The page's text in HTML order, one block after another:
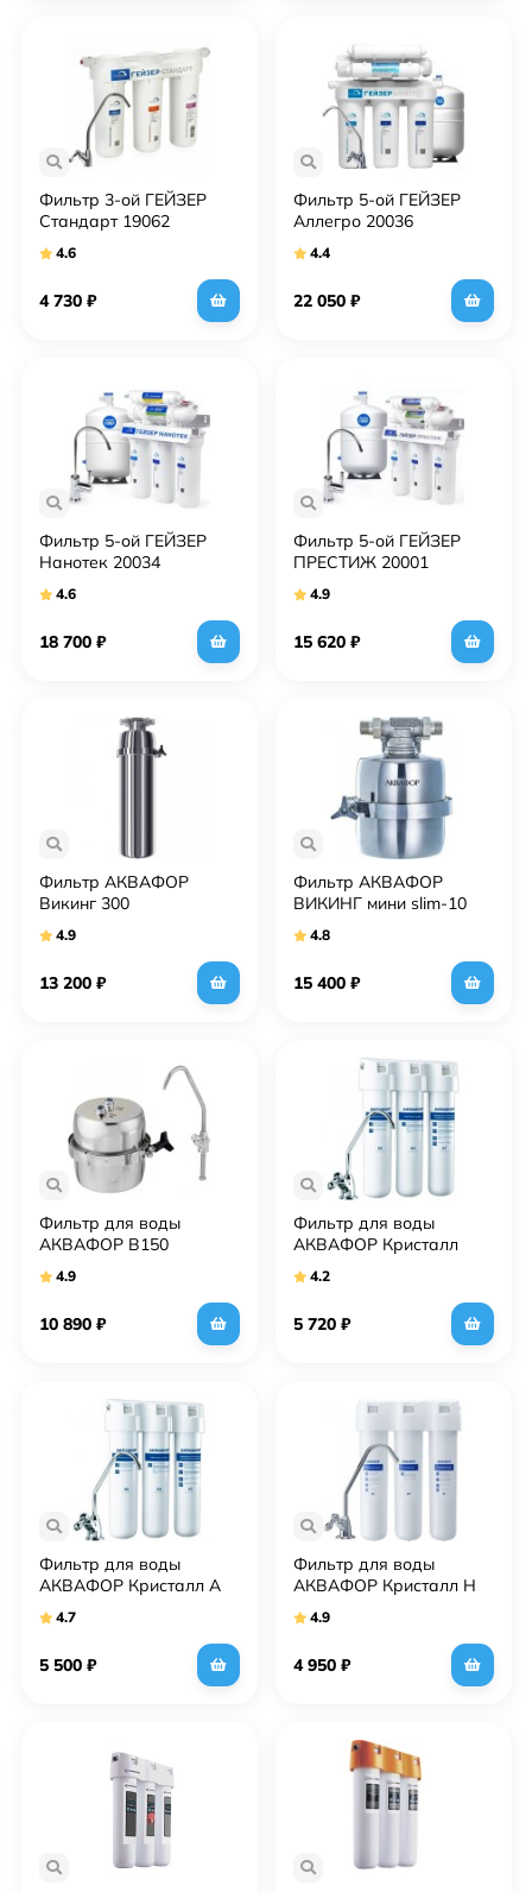
Фильтр 3-ой ГЕЙЗЕР
Стандарт 19062
4.6
4 730 ₽
Фильтр 5-ой ГЕЙЗЕР
Аллегро 20036
4.4
22 050 ₽
Фильтр 5-ой ГЕЙЗЕР
Нанотек 20034
4.6
18 700 ₽
Фильтр 5-ой ГЕЙЗЕР
ПРЕСТИЖ 20001
4.9
15 620 ₽
Фильтр АКВАФОР
Викинг 300
4.9
13 200 ₽
Фильтр АКВАФОР
ВИКИНГ мини slim-10
4.8
15 400 ₽
Фильтр для воды
АКВАФОР В150
4.9
10 890 ₽
Фильтр для воды
АКВАФОР Кристалл
4.2
5 720 ₽
Фильтр для воды
АКВАФОР Кристалл А
4.7
5 500 ₽
Фильтр для воды
АКВАФОР Кристалл Н
4.9
4 950 ₽